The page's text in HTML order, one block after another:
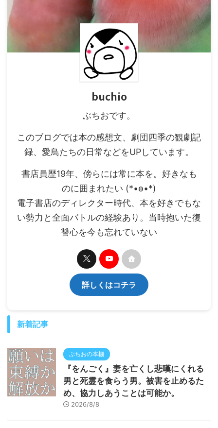
buchio
ぶちおです。
このブログでは本の感想文、劇団四季の観劇記
録、愛鳥たちの日常などをUPしています。
書店員歴19年、傍らには常に本を。好きなも
のに囲まれたい (*•ө•*)
電子書店のディレクター時代、本を好きでもな
い勢力と全面バトルの経験あり。当時抱いた復
讐心を今も忘れていない
詳しくはコチラ
新着記事
ぶちおの本棚
『をんごく』妻を亡くし悲嘆にくれる
男と死霊を食らう男。被害を止めるた
め、協力しあうことは可能か。
2026/8/8